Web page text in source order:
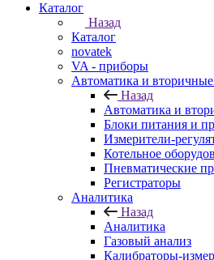
Каталог
Назад
Каталог
novatek
VA - приборы
Автоматика и
Назад
Автоматика и
Блоки питания и
Измерители-
Котельное
Пневматические
Регистраторы
Аналитика
Назад
Аналитика
Газовый анализ
Калибраторы-